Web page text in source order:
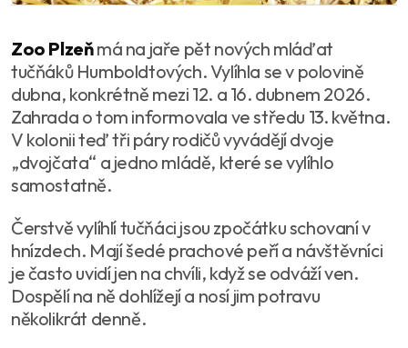
Zoo Plzeňmá na jaře pět nových mláďat
tučňáků Humboldtových. Vylíhla se v polovině
dubna, konkrétně mezi 12. a 16. dubnem 2026.
Zahrada o tom informovala ve středu 13. května.
V kolonii teď tři páry rodičů vyvádějí dvoje
„dvojčata“ a jedno mládě, které se vylíhlo
samostatně.
Čerstvě vylíhlí tučňáci jsou zpočátku schovaní v
hnízdech. Mají šedé prachové peří a návštěvníci
je často uvidí jen na chvíli, když se odváží ven.
Dospělí na ně dohlížejí a nosí jim potravu
několikrát denně.